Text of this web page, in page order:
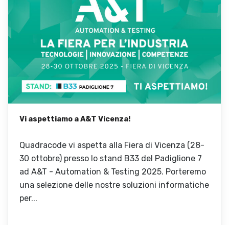
Vi aspettiamo a A&T Vicenza!
Quadracode vi aspetta alla Fiera di Vicenza (28-
30 ottobre) presso lo stand B33 del Padiglione 7
ad A&T - Automation & Testing 2025. Porteremo
una selezione delle nostre soluzioni informatiche
per...